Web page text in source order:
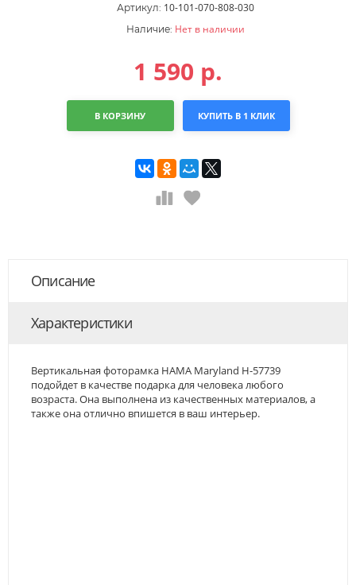
Артикул: 10-101-070-808-030
Наличие: Нет в наличии
1 590 р.
В КОРЗИНУ КУПИТЬ В 1 КЛИК
Описание
Характеристики
Вертикальная фоторамка HAMA Maryland H-57739
подойдет в качестве подарка для человека любого
возраста. Она выполнена из качественных материалов, а
также она отлично впишется в ваш интерьер.